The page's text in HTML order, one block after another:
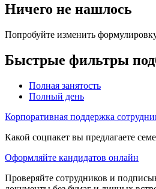
Ничего не нашлось
Попробуйте изменить
Быстрые фильтры
Полная занятость
Полный день
Корпоративная поддержка
Какой соцпакет вы предлагаете
Оформляйте кандидатов онлайн
Проверяйте сотрудников и